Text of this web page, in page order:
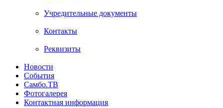
Учредительные документы
Контакты
Реквизиты
Новости
События
Самбо.ТВ
Фотогалерея
Контактная информация